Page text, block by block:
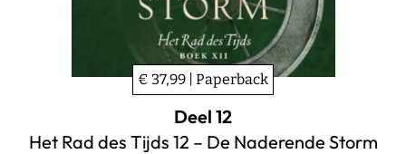
€ 37,99 | Paperback
Deel 12
Het Rad des Tijds 12 – De Naderende Storm